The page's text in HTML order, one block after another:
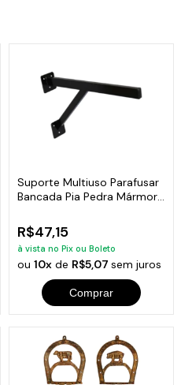
Suporte Multiuso Parafusar
Bancada Pia Pedra Mármore
R$47,15
à vista no Pix ou Boleto
ou 10xde R$5,07 sem juros
Comprar